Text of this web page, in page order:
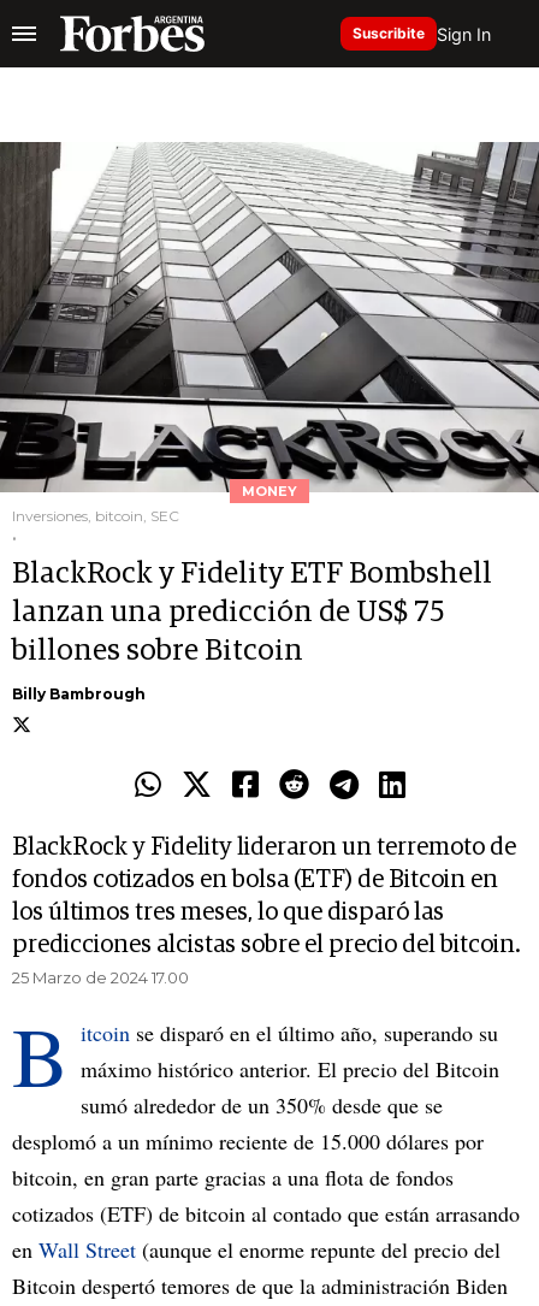
Suscribite Sign In
MONEY
Inversiones, bitcoin, SEC
.
BlackRock y Fidelity ETF Bombshell
lanzan una predicción de US$ 75
billones sobre Bitcoin
Billy Bambrough
BlackRock y Fidelity lideraron un terremoto de
fondos cotizados en bolsa (ETF) de Bitcoin en
los últimos tres meses, lo que disparó las
predicciones alcistas sobre el precio del bitcoin.
25 Marzo de 2024 17.00
B itcoin se disparó en el último año, superando su
máximo histórico anterior. El precio del Bitcoin
sumó alrededor de un 350% desde que se
desplomó a un mínimo reciente de 15.000 dólares por
bitcoin, en gran parte gracias a una flota de fondos
cotizados (ETF) de bitcoin al contado que están arrasando
en Wall Street (aunque el enorme repunte del precio del
Bitcoin despertó temores de que la administración Biden